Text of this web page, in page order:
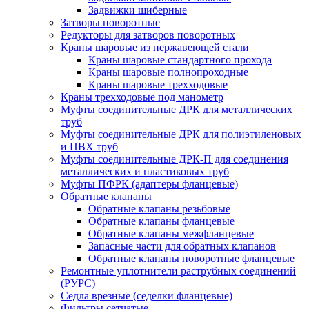
Задвижки шиберные
Затворы поворотные
Редукторы для затворов поворотных
Краны шаровые из нержавеющей стали
Краны шаровые стандартного прохода
Краны шаровые полнопроходные
Краны шаровые трехходовые
Краны трехходовые под манометр
Муфты соединительные ДРК для металлических
труб
Муфты соединительные ДРК для полиэтиленовых
и ПВХ труб
Муфты соединительные ДРК-П для соединения
металлических и пластиковых труб
Муфты ПФРК (адаптеры фланцевые)
Обратные клапаны
Обратные клапаны резьбовые
Обратные клапаны фланцевые
Обратные клапаны межфланцевые
Запасные части для обратных клапанов
Обратные клапаны поворотные фланцевые
Ремонтные уплотнители раструбных соединений
(РУРС)
Седла врезные (седелки фланцевые)